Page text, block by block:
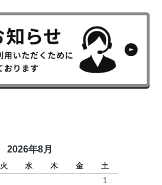
2026年8月
火 水 木 金
土
1